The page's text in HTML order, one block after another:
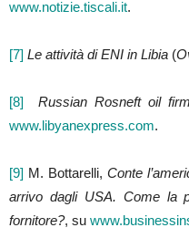
www.notizie.tiscali.it.
[7] Le attività di ENI in Libia (
[8] Russian Rosneft oil
www.libyanexpress.com.
[9] M. Bottarelli,Conte
arrivo dagli USA. Come la
fornitore?, su